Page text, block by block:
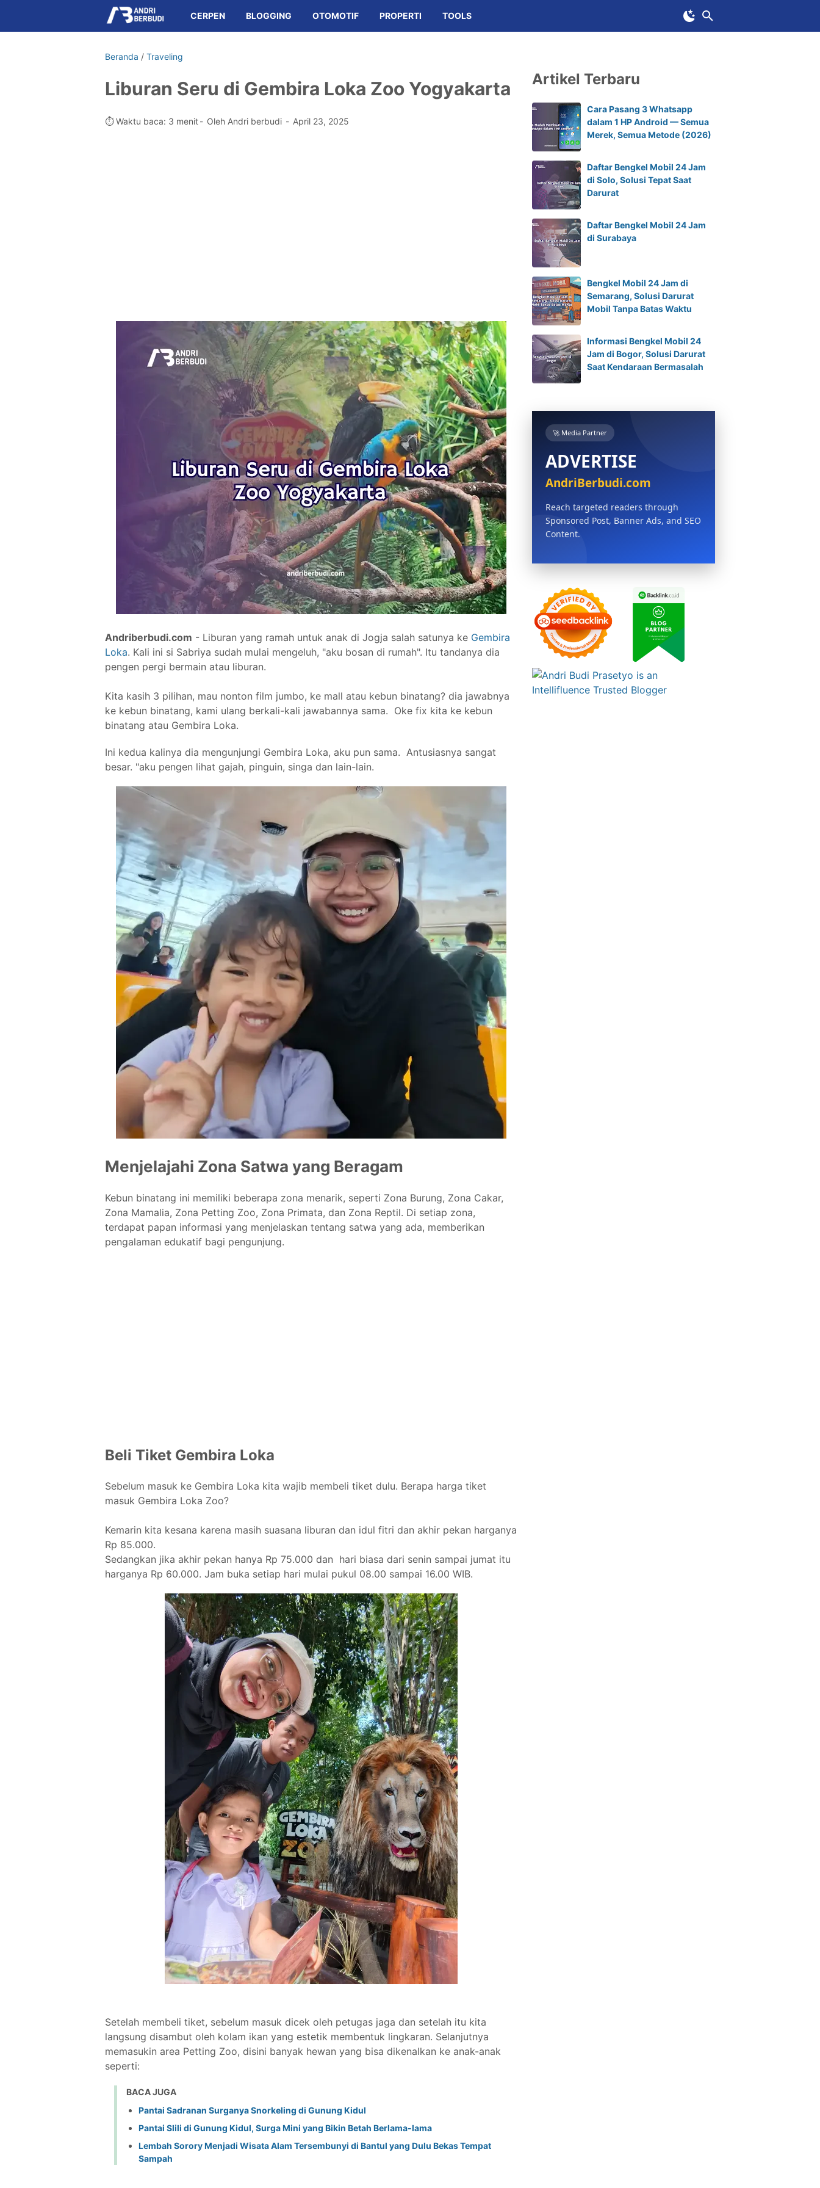
CERPEN BLOGGING OTOMOTIF PROPERTI TOOLS
Beranda / Traveling
Liburan Seru di Gembira Loka Zoo Yogyakarta
⏱️ Waktu baca: 3 menit Oleh Andri berbudi April 23, 2025
Andriberbudi.com - Liburan yang ramah untuk anak di Jogja salah satunya ke Gembira
Loka. Kali ini si Sabriya sudah mulai mengeluh, "aku bosan di rumah". Itu tandanya dia
pengen pergi bermain atau liburan.
Kita kasih 3 pilihan, mau nonton film jumbo, ke mall atau kebun binatang? dia jawabnya
ke kebun binatang, kami ulang berkali-kali jawabannya sama. Oke fix kita ke kebun
binatang atau Gembira Loka.
Ini kedua kalinya dia mengunjungi Gembira Loka, aku pun sama. Antusiasnya sangat
besar. "aku pengen lihat gajah, pinguin, singa dan lain-lain.
Menjelajahi Zona Satwa yang Beragam
Kebun binatang ini memiliki beberapa zona menarik, seperti Zona Burung, Zona Cakar,
Zona Mamalia, Zona Petting Zoo, Zona Primata, dan Zona Reptil. Di setiap zona,
terdapat papan informasi yang menjelaskan tentang satwa yang ada, memberikan
pengalaman edukatif bagi pengunjung.​
Beli Tiket Gembira Loka
Sebelum masuk ke Gembira Loka kita wajib membeli tiket dulu. Berapa harga tiket
masuk Gembira Loka Zoo?
Kemarin kita kesana karena masih suasana liburan dan idul fitri dan akhir pekan harganya
Rp 85.000.
Sedangkan jika akhir pekan hanya Rp 75.000 dan hari biasa dari senin sampai jumat itu
harganya Rp 60.000. Jam buka setiap hari mulai pukul 08.00 sampai 16.00 WIB.
Setelah membeli tiket, sebelum masuk dicek oleh petugas jaga dan setelah itu kita
langsung disambut oleh kolam ikan yang estetik membentuk lingkaran. Selanjutnya
memasukin area Petting Zoo, disini banyak hewan yang bisa dikenalkan ke anak-anak
seperti:
BACA JUGA
Pantai Sadranan Surganya Snorkeling di Gunung Kidul
Pantai Slili di Gunung Kidul, Surga Mini yang Bikin Betah Berlama-lama
Lembah Sorory Menjadi Wisata Alam Tersembunyi di Bantul yang Dulu Bekas Tempat
Sampah
Artikel Terbaru
Cara Pasang 3 Whatsapp
dalam 1 HP Android — Semua
Merek, Semua Metode (2026)
Daftar Bengkel Mobil 24 Jam
di Solo, Solusi Tepat Saat
Darurat
Daftar Bengkel Mobil 24 Jam
di Surabaya
Bengkel Mobil 24 Jam di
Semarang, Solusi Darurat
Mobil Tanpa Batas Waktu
Informasi Bengkel Mobil 24
Jam di Bogor, Solusi Darurat
Saat Kendaraan Bermasalah
🚀 Media Partner
ADVERTISE
AndriBerbudi.com
Reach targeted readers through
Sponsored Post, Banner Ads, and SEO
Content.